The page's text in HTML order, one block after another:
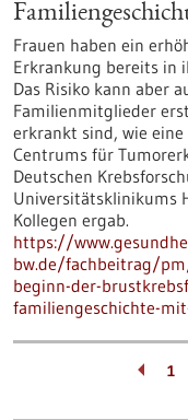
Frauen haben ein
Erkrankung bereits in
Das Risiko kann aber
Familienmitglieder
erkrankt sind, wie eine
Centrums für
Deutschen
Universitätsklinikums
Kollegen ergab.
https://
bw.de/fachbeitrag/
beginn-der-
familiengeschichte-
1